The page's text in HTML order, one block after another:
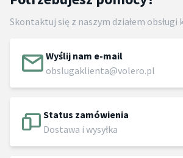
Skontaktuj się z naszym działem obsługi
Wyślij nam e-mail
obslugaklienta@volero.pl
Status zamówienia
Dostawa i wysyłka